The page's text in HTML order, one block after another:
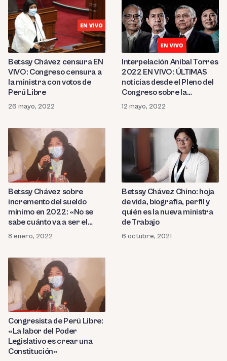
Betssy Chávez censura EN
VIVO: Congreso censura a
la ministra con votos de
Perú Libre
26 mayo, 2022
Interpelación Aníbal Torres
2022 EN VIVO: ÚLTIMAS
noticias desde el Pleno del
Congreso sobre la
interpelación al premier y
dos ministros
12 mayo, 2022
Betssy Chávez sobre
incremento del sueldo
mínimo en 2022: «No se
sabe cuánto va a ser el
aumento»
8 enero, 2022
Betssy Chávez Chino: hoja
de vida, biografía, perfil y
quién es la nueva ministra
de Trabajo
6 octubre, 2021
Congresista de Perú Libre:
«La labor del Poder
Legislativo es crear una
Constitución»